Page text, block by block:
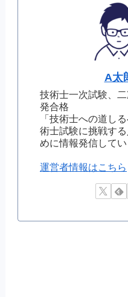
A太
技術士一次試験、
発合格
「技術士への道し
術士試験に挑戦す
めに情報発信してい
運営者情報はこちら